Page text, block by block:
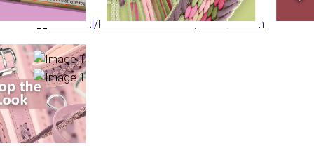
PPM Seil/PPM Basic Rundseil/Rund Ø 3 mm